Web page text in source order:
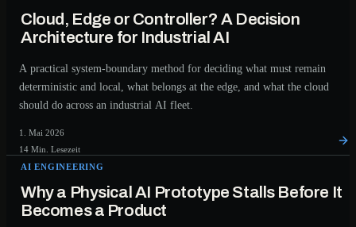
Cloud, Edge or Controller? A Decision
Architecture for Industrial AI
A practical system-boundary method for deciding what must remain
deterministic and local, what belongs at the edge, and what the cloud
should do across an industrial AI fleet.
1. Mai 2026
14 Min. Lesezeit
AI ENGINEERING
Why a Physical AI Prototype Stalls Before It
Becomes a Product